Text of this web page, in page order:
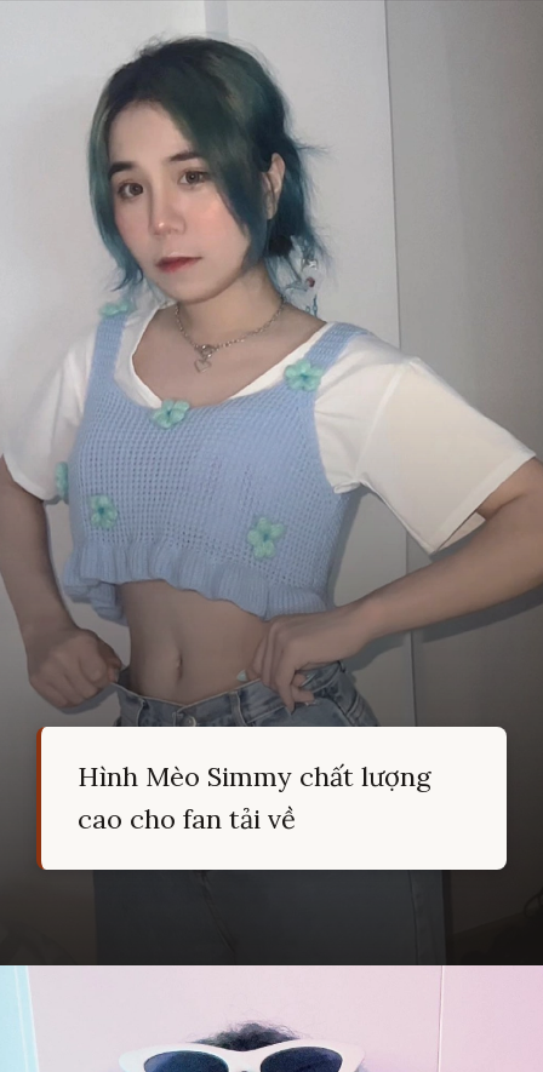
https://hocsinhgioi.vn/meo-simmy
Hình Mèo Simmy chất lượng
cao cho fan tải về